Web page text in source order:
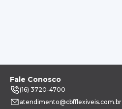
Fale Conosco
(16) 3720-4700
atendimento@cbfflexiveis.com.br